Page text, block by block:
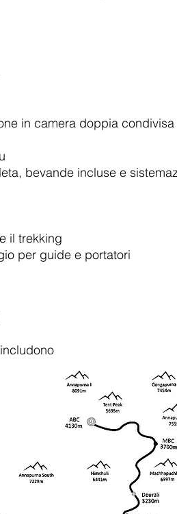
ne in camera doppia condivisa
bevande incluse e
il trekking
per guide e portatori